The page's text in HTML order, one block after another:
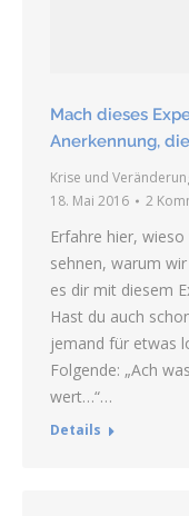
Mach dieses
Anerkennung,
Krise und
18. Mai 2016
2
Erfahre hier,
sehnen, warum
es dir mit diesem
Hast du auch
jemand für etwas
Folgende: „Ach
wert…“…
Details